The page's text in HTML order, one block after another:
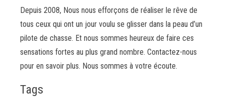
Depuis 2008, Nous nous efforçons de réaliser le rêve de
tous ceux qui ont un jour voulu se glisser dans la peau d’un
pilote de chasse. Et nous sommes heureux de faire ces
sensations fortes au plus grand nombre. Contactez-nous
pour en savoir plus. Nous sommes à votre écoute.
Tags